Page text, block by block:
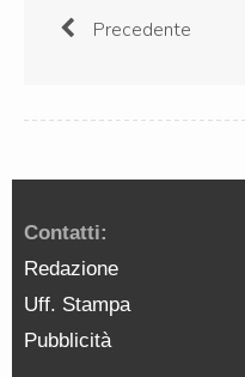
Precedente
Contatti:
Redazione
Uff. Stampa
Pubblicità